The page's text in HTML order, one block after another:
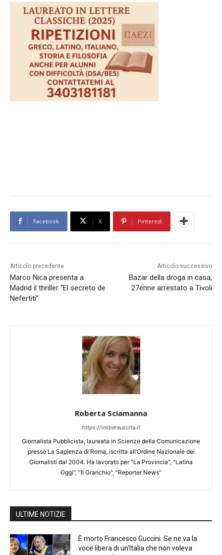
Facebook X Pinterest
Articolo precedente
Marco Nica presenta a
Madrid il thriller “El secreto de
Nefertiti”
Articolo successivo
Bazar della droga in casa,
27enne arrestato a Tivoli
Roberta Sciamanna
https://inliberauscita.it
Giornalista Pubblicista, laureata in Scienze della Comunicazione
presso La Sapienza di Roma, iscritta all’Ordine Nazionale dei
Giornalisti dal 2004. Ha lavorato per "La Provincia", "Latina
Oggi", "Il Granchio", "Reporter News"
ULTIME NOTIZIE
È morto Francesco Guccini. Se ne va la
voce libera di un’Italia che non voleva